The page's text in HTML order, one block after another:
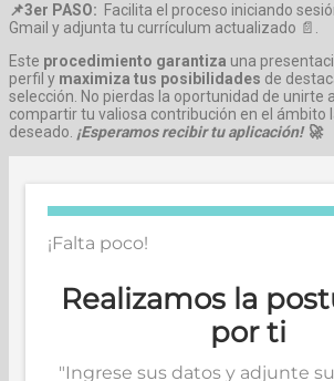
📌3er PASO: Facilita el proceso iniciando
Gmail y adjunta tu currículum actualizado 📄.
Este procedimiento garantiza una
perfil y maximiza tus posibilidades de
selección. No pierdas la oportunidad de unirte
compartir tu valiosa contribución en el ámbito
deseado. ¡Esperamos recibir tu aplicación! 🚀